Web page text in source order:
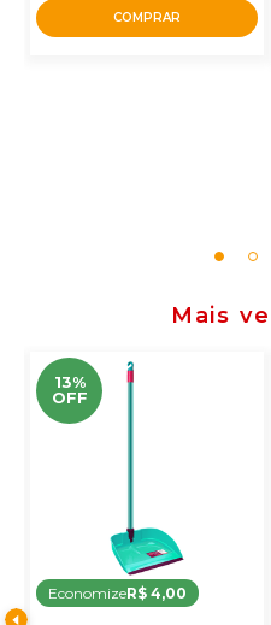
COMPRAR
Mais
13%
OFF
EconomizeR$ 4,00